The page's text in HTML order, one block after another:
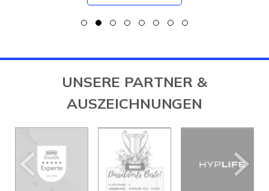
UNSERE PARTNER &
AUSZEICHNUNGEN